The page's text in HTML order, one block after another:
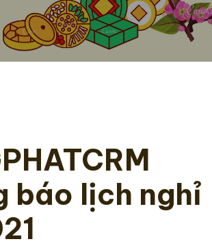
báo lịch nghỉ